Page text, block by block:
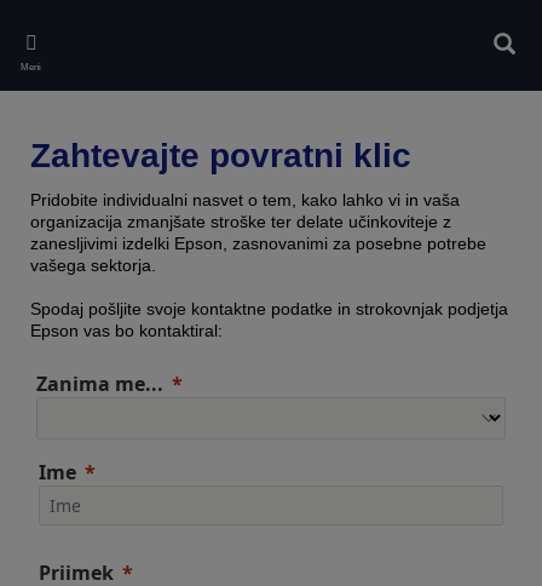
main
content
Meni
Zahtevajte povratni klic
Pridobite individualni nasvet o tem, kako lahko vi in vaša
organizacija zmanjšate stroške ter delate učinkoviteje z
zanesljivimi izdelki Epson, zasnovanimi za posebne potrebe
vašega sektorja.
Spodaj pošljite svoje kontaktne podatke in strokovnjak podjetja
Epson vas bo kontaktiral:
Zanima me...
Ime
Priimek